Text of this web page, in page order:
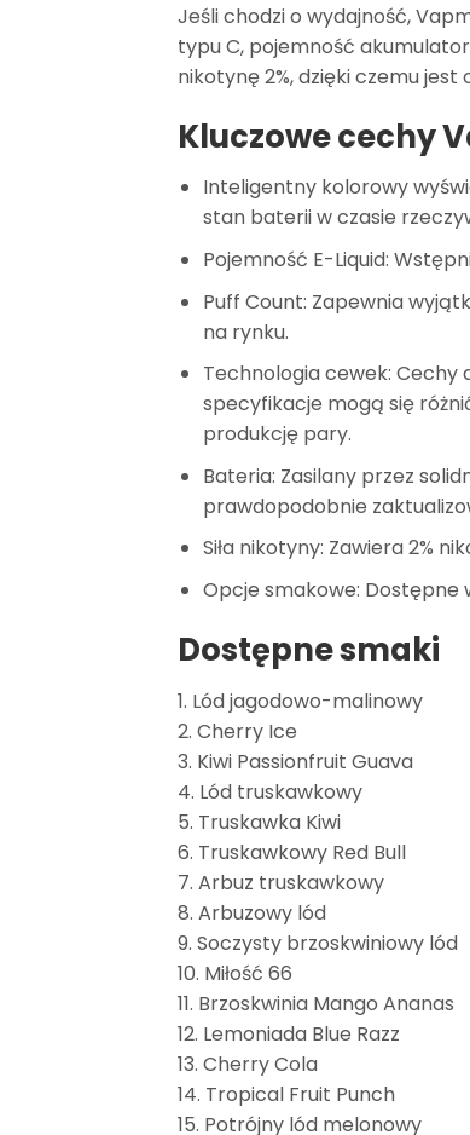
Jeśli chodzi o wydajność,
typu C, pojemność
nikotynę 2%, dzięki czemu
Kluczowe cechy
Inteligentny kolorowy
stan baterii w czasie
Pojemność E-Liquid:
Puff Count: Zapewnia
na rynku.
Technologia cewek: Cechy
specyfikacje mogą się
produkcję pary.
Bateria: Zasilany przez
prawdopodobnie
Siła nikotyny: Zawiera2%
Opcje smakowe: Dostępne
Dostępne smaki
1. Lód jagodowo-malinowy
2. Cherry Ice
3. Kiwi Passionfruit Guava
4. Lód truskawkowy
5. Truskawka Kiwi
6. Truskawkowy Red Bull
7. Arbuz truskawkowy
8. Arbuzowy lód
9. Soczysty brzoskwiniowy lód
10. Miłość 66
11. Brzoskwinia Mango Ananas
12. Lemoniada Blue Razz
13. Cherry Cola
14. Tropical Fruit Punch
15. Potrójny lód melonowy